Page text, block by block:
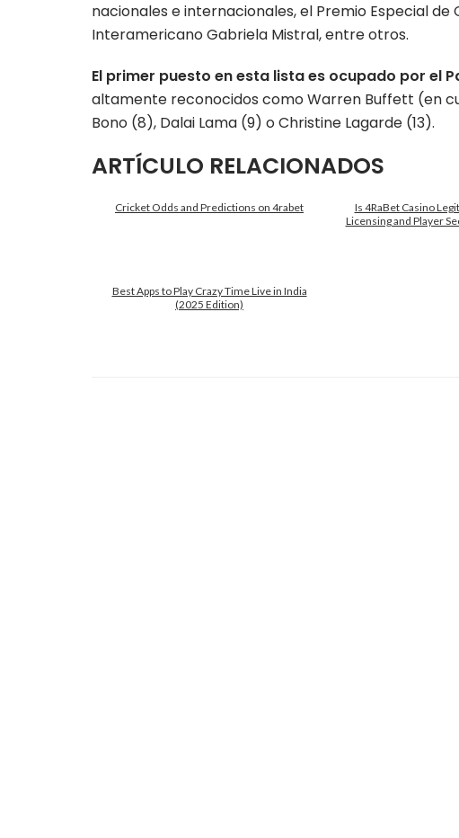
nacionales e internacionales, el Premio Especial
Interamericano Gabriela Mistral, entre otros.
El primer puesto en esta lista es ocupado por el
altamente reconocidos como Warren Buffett (en
Bono (8), Dalai Lama (9) o Christine Lagarde (13).
ARTÍCULO RELACIONADOS
Cricket Odds and Predictions on 4rabet
Is 4RaBet Casino
Licensing and Player
Best Apps to Play Crazy Time Live in India
(2025 Edition)